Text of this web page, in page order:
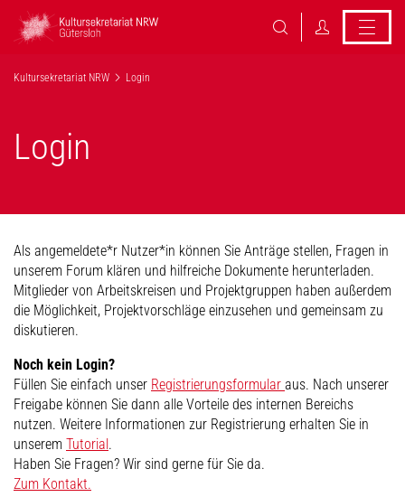
Kultursekretariat NRW Login
Login
Als angemeldete*r Nutzer*in können Sie Anträge stellen, Fragen in
unserem Forum klären und hilfreiche Dokumente herunterladen.
Mitglieder von Arbeitskreisen und Projektgruppen haben außerdem
die Möglichkeit, Projektvorschläge einzusehen und gemeinsam zu
diskutieren.
Noch kein Login?
Füllen Sie einfach unser Registrierungsformular aus. Nach unserer
Freigabe können Sie dann alle Vorteile des internen Bereichs
nutzen. Weitere Informationen zur Registrierung erhalten Sie in
unserem Tutorial.
Haben Sie Fragen? Wir sind gerne für Sie da.
Zum Kontakt.